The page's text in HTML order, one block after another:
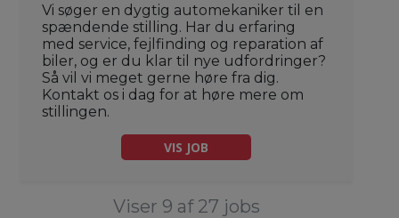
Vi søger en dygtig automekaniker til en
spændende stilling. Har du erfaring
med service, fejlfinding og reparation af
biler, og er du klar til nye udfordringer?
Så vil vi meget gerne høre fra dig.
Kontakt os i dag for at høre mere om
stillingen.
VIS JOB
Viser 9 af 27 jobs